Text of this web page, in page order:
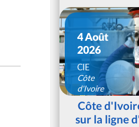
4 Août
2026
CIE
Côte
d'Ivoire
Côte
sur la ligne